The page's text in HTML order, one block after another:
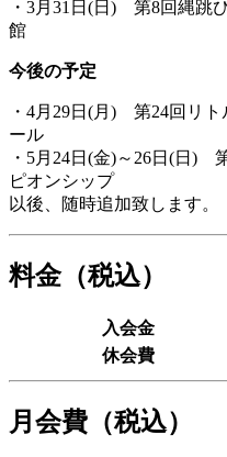
・3月31日(日) 第8回縄跳
館
今後の予定
・4月29日(月) 第24回リ
ール
・5月24日(金)～26日(日)
ピオンシップ
以後、随時追加致します。
料金（税込）
入会金
休会費
月会費（税込）